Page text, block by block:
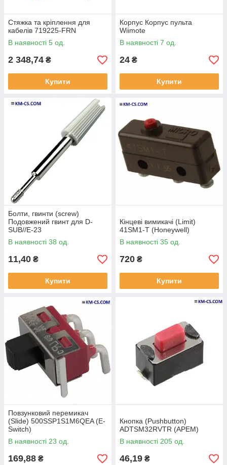
Стяжка та кріплення для
кабелів 719225-FRN
В наявності 5 од.
2 348,74 ₴
Купити
Корпус Корпус пульта
Wiimote
В наявності 7 од.
24 ₴
Купити
Болти, гвинти (screw)
Подовжений гвинт для D-
SUB//E-23
В наявності 38 од.
11,40 ₴
Купити
Кінцеві вимикачі (Limit)
41SM1-T (Honeywell)
В наявності 35 од.
720 ₴
Купити
Повзунковий перемикач
(Slide) 500SSP1S1M6QEA (E-
Switch)
В наявності 23 од.
169,88 ₴
Кнопка (Pushbutton)
ADTSM32RVTR (APEM)
В наявності 205 од.
46,19 ₴